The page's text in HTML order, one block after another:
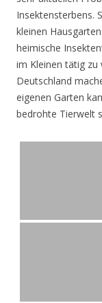
Insektensterbens.
kleinen
heimische
im Kleinen tätig zu
Deutschland
eigenen Garten
bedrohte Tierwelt